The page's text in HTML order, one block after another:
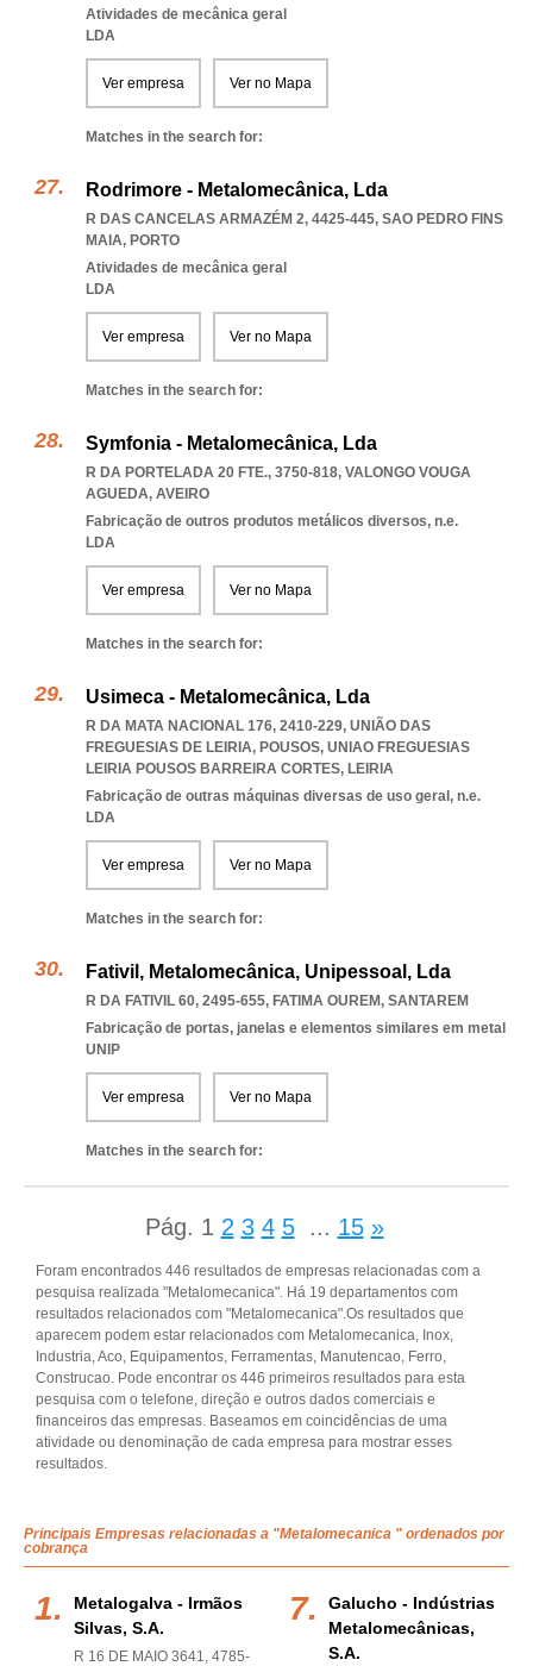
Atividades de mecânica geral
LDA
Ver empresa Ver no Mapa
Matches in the search for:
Rodrimore - Metalomecânica, Lda
R DAS CANCELAS ARMAZÉM 2, 4425-445, SAO PEDRO FINS
MAIA, PORTO
Atividades de mecânica geral
LDA
Ver empresa Ver no Mapa
Matches in the search for:
Symfonia - Metalomecânica, Lda
R DA PORTELADA 20 FTE., 3750-818, VALONGO VOUGA
AGUEDA, AVEIRO
Fabricação de outros produtos metálicos diversos, n.e.
LDA
Ver empresa Ver no Mapa
Matches in the search for:
Usimeca - Metalomecânica, Lda
R DA MATA NACIONAL 176, 2410-229, UNIÃO DAS
FREGUESIAS DE LEIRIA, POUSOS, UNIAO FREGUESIAS
LEIRIA POUSOS BARREIRA CORTES, LEIRIA
Fabricação de outras máquinas diversas de uso geral, n.e.
LDA
Ver empresa Ver no Mapa
Matches in the search for:
Fativil, Metalomecânica, Unipessoal, Lda
R DA FATIVIL 60, 2495-655, FATIMA OUREM, SANTAREM
Fabricação de portas, janelas e elementos similares em metal
UNIP
Ver empresa Ver no Mapa
Matches in the search for:
Pág. 1 2 3 4 5 ... 15 »
Foram encontrados 446 resultados de empresas relacionadas com a
pesquisa realizada "Metalomecanica". Há 19 departamentos com
resultados relacionados com "Metalomecanica".Os resultados que
aparecem podem estar relacionados com Metalomecanica, Inox,
Industria, Aco, Equipamentos, Ferramentas, Manutencao, Ferro,
Construcao. Pode encontrar os 446 primeiros resultados para esta
pesquisa com o telefone, direção e outros dados comerciais e
financeiros das empresas. Baseamos em coincidências de uma
atividade ou denominação de cada empresa para mostrar esses
resultados.
Principais Empresas relacionadas a "Metalomecanica " ordenados por
cobrança
Metalogalva - Irmãos
Silvas, S.a.
R 16 DE MAIO 3641, 4785-
Galucho - Indústrias
Metalomecânicas,
S.a.